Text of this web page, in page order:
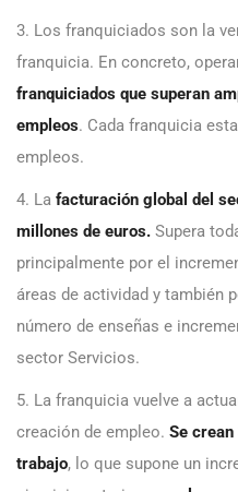
3. Los franquiciados son la
franquicia. En concreto,
franquiciados que superan
empleos. Cada franquicia
empleos.
4. La facturación global del
millones de euros. Supera
principalmente por el
áreas de actividad y también
número de enseñas e
sector Servicios.
5. La franquicia vuelve a
creación de empleo. Se
trabajo, lo que supone un